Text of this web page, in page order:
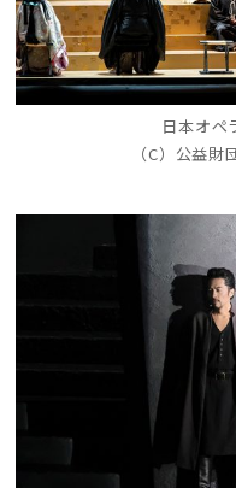
日本オペ
（C）公益